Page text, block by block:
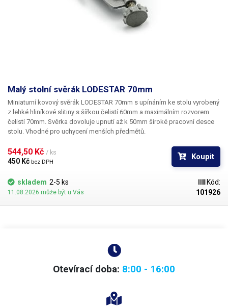
Malý stolní svěrák LODESTAR 70mm
Miniaturní kovový svěrák LODESTAR 70mm s upínáním ke stolu vyrobený
z lehké hliníkové slitiny s šířkou čelistí 60mm a maximálním rozvorem
čelistí 70mm. Svěrka dovoluje upnutí až k 50mm široké pracovní desce
stolu. Vhodné pro uchycení menších předmětů.
544,50 Kč / ks
450 Kč bez DPH
Koupit
skladem 2-5 ks
11.08.2026 může být u Vás
Kód:
101926
Otevírací doba: 8:00 - 16:00